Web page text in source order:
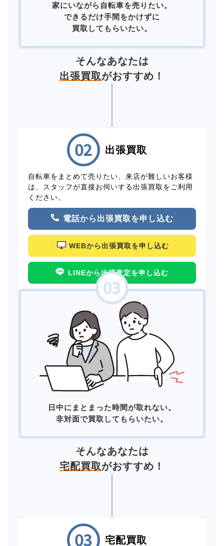
家にいながら自転車を売りたい。
できるだけ手間をかけずに
買取してもらいたい。
そんなあなたは
出張買取がおすすめ！
出張買取
自転車をまとめて売りたい、来店が難しいお客様
は、スタッフが直接お伺いする出張買取をご利用
ください。
電話から出張買取を申し込む
WEBから出張買取を申し込む
LINEから出張査定を申し込む
日中にまとまった時間が取れない。
非対面で買取してもらいたい。
そんなあなたは
宅配買取がおすすめ！
宅配買取